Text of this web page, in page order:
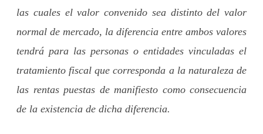
las cuales el valor convenido sea distinto del valor
normal de mercado, la diferencia entre ambos valores
tendrá para las personas o entidades vinculadas el
tratamiento fiscal que corresponda a la naturaleza de
las rentas puestas de manifiesto como consecuencia
de la existencia de dicha diferencia.